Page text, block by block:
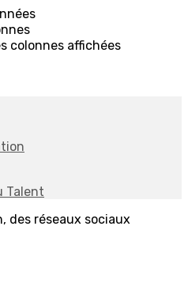
colonnes affichées
Talent
des réseaux sociaux